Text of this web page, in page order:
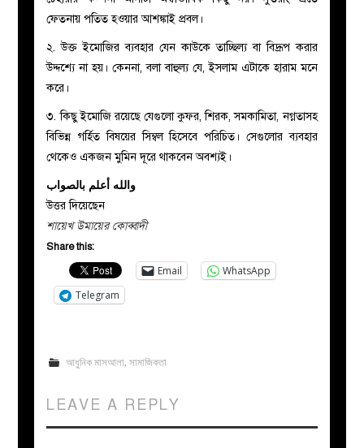
ফেতনায় পতিত হওয়ার আশঙ্কাই প্রবল।
২. উক্ত ইমোজির ব্যবহার যেন কাউকে তাচ্ছিল্য বা বিদ্রূপ করার
উদ্দশ্যে না হয়। কেননা, বলা বাহুল্য যে, ইসলাম এটাকে হারাম মনে
করে।
৩. কিছু ইমোজি রয়েছে যেগুলো কুফর, শিরক, সমকামিতা, নগ্নতাসহ
বিভিন্ন গর্হিত বিষয়ের সিম্বল হিসেবে পরিচিত। সেগুলোর ব্যবহার
থেকেও একজন মুমিন দূরে থাকবেন অবশ্যই।
والله أعلم بالصواب
উত্তর দিয়েছেন
শায়েখ উমায়ের কোব্বাদী
Share this:
Email
WhatsApp
Telegram
আধুনিক মাসআলা, সামাজিকতা
LEAVE A REPLY